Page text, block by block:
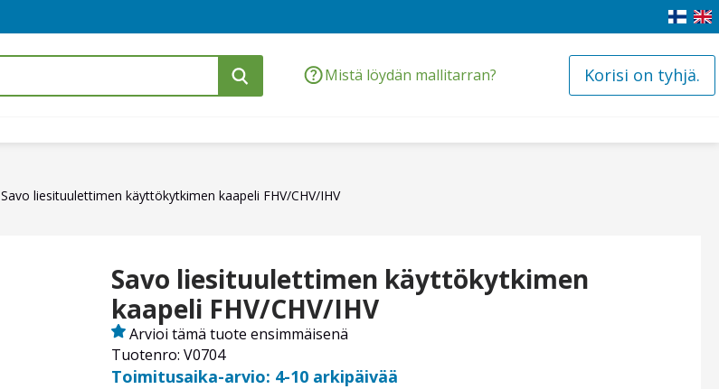
Mistä löydän mallitarran? Korisi on tyhjä.
Savo liesituulettimen käyttökytkimen kaapeli FHV/CHV/IHV
Savo liesituulettimen käyttökytkimen
kaapeli FHV/CHV/IHV
Tuotenro: V0704
Arvioi tämä tuote ensimmäisenä
Toimitusaika-arvio: 4-10 arkipäivää